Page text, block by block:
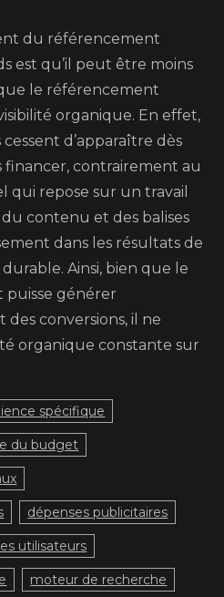
du référencement
est qu’il peut être moins
le référencement
organique. En effet,
d’apparaître dès
financer, contrairement au
repose sur un travail
contenu et des balises
dans les résultats de
Ainsi, bien que le
générer
conversions, il ne
organique constante sur
spécifique
du budget
dépenses publicitaires
utilisateurs
moteur de recherche